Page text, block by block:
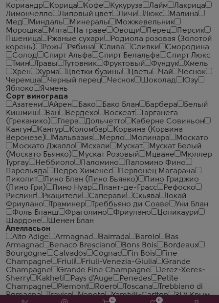
0 0
Кориандр
Корица Кофе Кукуруза Лайм
Лакрица
Лимончелло
Липовый цвет Личи Люкс
Малина
Мед
Миндаль Минералы
Можжевельник
Морошка
Мята На траве Овощи Перец
Персик
Пшеница
Ржаные сухари
Родиола розовая (Золотой
корень)
Рожь Рябина Слива Сливки
Смородина
Солод
Спирт Альфа Спирт Белальфа
Спирт Люкс
Тмин
Травы Тутовник Фруктовый Фундук
Хмель
Хрен
Хурма Цветки бузины Цветы Чай
Чеcнок
Черемша
Черный перец Чеснок Шоколад
Юзу
Яблоко
Ячмень
Сорт винограда
Азатени
Айрен Бако Бако Блан Барбера
Белый
Кишмиш
Ван Вердехо Воскеат
Гарганега
(Греканико)
Глера Дольчетто
Каберне Совиньон
Кангун
Кангур Коломбар
Корвина (Корвина
Веронезе)
Мальвазия Мерло Молинара
Москато
Москато Джалло
Мсхали Мускат
Мускат Белый
(Москато Бьянко)
Мускат Розовый Мцване
Мюллер
Тургау
Неббиоло Паломино
Паломино Фино
Парельяда
Педро Хименес
Первенец Магарача
Пиколит
Пино Блан (Пино Бьянко)
Пино Гриджио
(Пино Гри)
Пино Нуар Плант-де-Грасс
Рефоско
Рислинг
Ркацители Саперави Скьява
Токай
Фриулано
Траминер Треббьяно ди Соаве
Уни Блан
Фоль Бланш
Фраголино Фриулано
Цоликаури
Шардоне
Шенен Блан
Апелласьон
Alto Adige
Armagnac Bairrada Barolo
Bas
Armagnac
Benaco Bresciano Bons Bois
Bordeaux
Bourgogne
Calvados Cognac Fin Bois
Fine
Champagne
Friuli Friuli-Venezia-Giulia
Grande
Champagne
Grande Fine Champagne
Jerez-Xeres-
Sherry
Kakheti Pays d'Auge Penedes
Petite
Champagne
Piemont Roero Toscana
Trebbiano di
Romagna
Treviso Veneto Yamhill-Carlton
ЗГУ Крым